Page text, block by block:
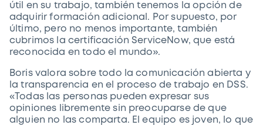
útil en su trabajo, también tenemos la opción de
adquirir formación adicional. Por supuesto, por
último, pero no menos importante, también
cubrimos la certificación ServiceNow, que está
reconocida en todo el mundo».
Boris valora sobre todo la comunicación abierta y
la transparencia en el proceso de trabajo en DSS.
«Todas las personas pueden expresar sus
opiniones libremente sin preocuparse de que
alguien no las comparta. El equipo es joven, lo que